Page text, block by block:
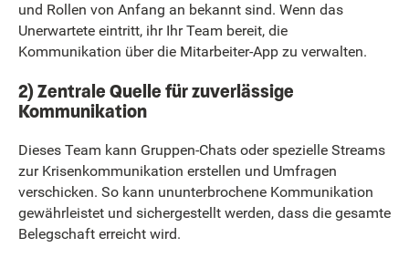
und Rollen von Anfang an bekannt sind. Wenn das
Unerwartete eintritt, ihr Ihr Team bereit, die
Kommunikation über die Mitarbeiter-App zu verwalten.
2) Zentrale Quelle für zuverlässige
Kommunikation
Dieses Team kann Gruppen-Chats oder spezielle Streams
zur Krisenkommunikation erstellen und Umfragen
verschicken. So kann ununterbrochene Kommunikation
gewährleistet und sichergestellt werden, dass die gesamte
Belegschaft erreicht wird.